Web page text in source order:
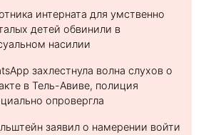
интерната для умственно
детей обвинили в
насилии
захлестнула волна слухов о
в Тель-Авиве, полиция
опровергла
заявил о намерении войти